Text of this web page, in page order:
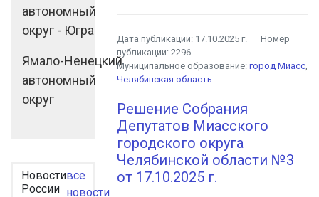
автономный
округ - Югра
Ямало-Ненецкий
автономный
округ
Новости
России
все
новости
Дата публикации: 17.10.2025 г.
Номер
публикации:2296
Муниципальное образование:город Миасс,
Челябинская область
Решение Собрания
Депутатов Миасского
городского округа
Челябинской области №3
от 17.10.2025 г.